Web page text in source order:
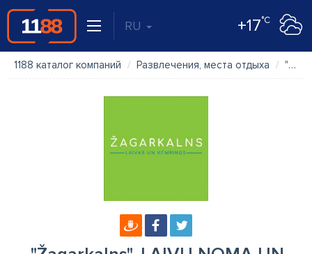
RU +17°C
1188 каталог компаний Развлечения, места отдыха "Žagarkalns", LAIVU NOMA UN KEMPINGS